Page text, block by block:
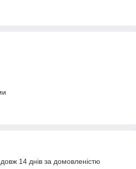
14 днів за домовленістю